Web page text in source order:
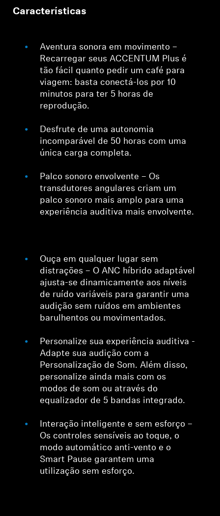
Características
Aventura sonora em movimento –
Recarregar seus ACCENTUM Plus é
tão fácil quanto pedir um café para
viagem: basta conectá-los por 10
minutos para ter 5 horas de
reprodução.
Desfrute de uma autonomia
incomparável de 50 horas com uma
única carga completa.
Palco sonoro envolvente – Os
transdutores angulares criam um
palco sonoro mais amplo para uma
experiência auditiva mais envolvente.
Ouça em qualquer lugar sem
distrações – O ANC híbrido adaptável
ajusta-se dinamicamente aos níveis
de ruído variáveis para garantir uma
audição sem ruídos em ambientes
barulhentos ou movimentados.
Personalize sua experiência auditiva -
Adapte sua audição com a
Personalização de Som. Além disso,
personalize ainda mais com os
modos de som ou através do
equalizador de 5 bandas integrado.
Interação inteligente e sem esforço –
Os controles sensíveis ao toque, o
modo automático anti-vento e o
Smart Pause garantem uma
utilização sem esforço.